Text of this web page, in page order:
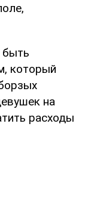
который
на
расходы